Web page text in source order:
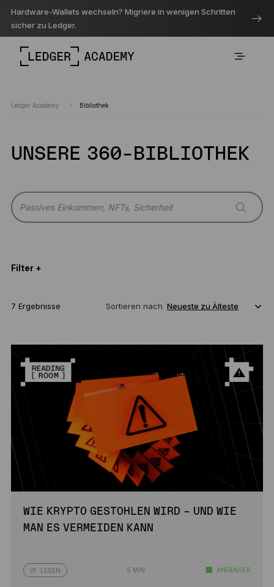
Hardware-Wallets wechseln? Migriere in wenigen Schritten
sicher zu Ledger.
Ledger Academy Bibliothek
UNSERE 360-BIBLIOTHEK
Filter +
7 Ergebnisse Sortieren nach
WIE KRYPTO GESTOHLEN WIRD – UND WIE
MAN ES VERMEIDEN KANN
LESEN 5 MIN. ANFÄNGER